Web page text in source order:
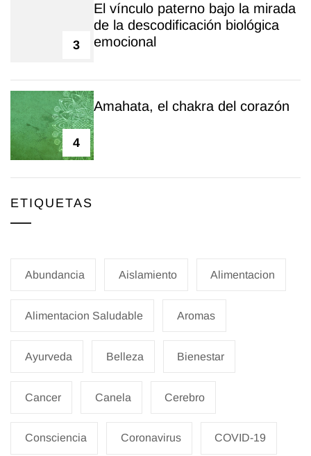
3
El vínculo paterno bajo la mirada
de la descodificación biológica
emocional
4
Amahata, el chakra del corazón
ETIQUETAS
Abundancia Aislamiento Alimentacion
Alimentacion Saludable Aromas
Ayurveda Belleza Bienestar
Cancer Canela Cerebro
Consciencia Coronavirus COVID-19